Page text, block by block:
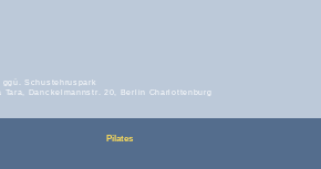
Schustehruspark
Danckelmannstr. 20, Berlin Charlottenburg
Pilates